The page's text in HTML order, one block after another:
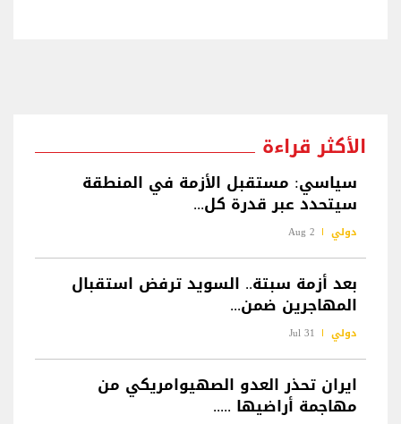
الأكثر قراءة
سياسي: مستقبل الأزمة في المنطقة
سيتحدد عبر قدرة كل...
دولي 2 Aug
بعد أزمة سبتة.. السويد ترفض استقبال
المهاجرين ضمن...
دولي 31 Jul
ايران تحذر العدو الصهيوامريكي من
مهاجمة أراضيها .....